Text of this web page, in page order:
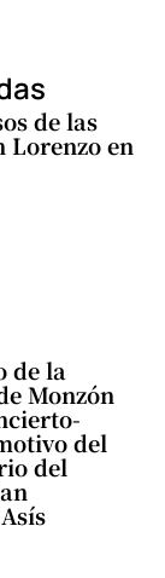
de las
Lorenzo en
de la
Monzón
del
del